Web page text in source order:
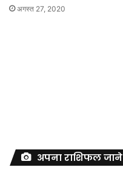
अगस्त 27, 2020
अपना राशिफल जाने